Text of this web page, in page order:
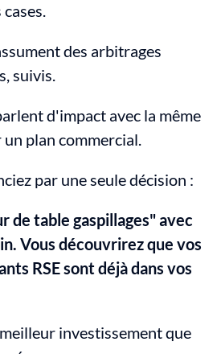
des arbitrages
suivis.
d'impact avec la même
plan commercial.
par une seule décision :
de table gaspillages" avec
Vous découvrirez que vos
RSE sont déjà dans vos
investissement que